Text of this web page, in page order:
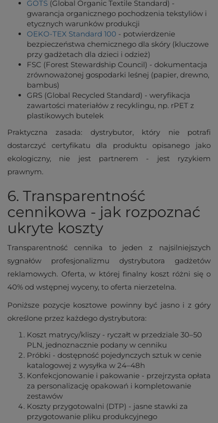
GOTS (Global Organic Textile Standard) -
gwarancja organicznego pochodzenia tekstyliów i
etycznych warunków produkcji
OEKO-TEX Standard 100 - potwierdzenie
bezpieczeństwa chemicznego dla skóry (kluczowe
przy gadżetach dla dzieci i odzież)
FSC (Forest Stewardship Council) - dokumentacja
zrównoważonej gospodarki leśnej (papier, drewno,
bambus)
GRS (Global Recycled Standard) - weryfikacja
zawartości materiałów z recyklingu, np. rPET z
plastikowych butelek
Praktyczna zasada: dystrybutor, który nie potrafi
dostarczyć certyfikatu dla produktu opisanego jako
ekologiczny, nie jest partnerem - jest ryzykiem
prawnym.
6. Transparentność
cennikowa - jak rozpoznać
ukryte koszty
Transparentność cennika to jeden z najsilniejszych
sygnałów profesjonalizmu dystrybutora gadżetów
reklamowych. Oferta, w której finalny koszt różni się o
40% od wstępnej wyceny, to oferta nierzetelna.
Poniższe pozycje kosztowe powinny być jasno i z góry
określone przez każdego dystrybutora:
Koszt matrycy/kliszy - ryczałt w przedziale 30–50
PLN, jednoznacznie podany w cenniku
Próbki - dostępność pojedynczych sztuk w cenie
katalogowej z wysyłka w 24–48h
Konfekcjonowanie i pakowanie - przejrzysta opłata
za personalizację opakowań i kompletowanie
zestawów
Koszty przygotowalni (DTP) - jasne stawki za
przygotowanie pliku produkcyjnego